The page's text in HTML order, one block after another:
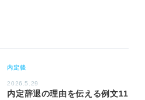
内定後
2026.5.29
内定辞退の理由を伝える例文11